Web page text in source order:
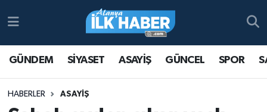
GÜNDEM SİYASET ASAYİŞ GÜNCEL SPOR
HABERLER ASAYİŞ
Antalya Nöbetçi Eczaneler
Antalya Namaz Vakitleri